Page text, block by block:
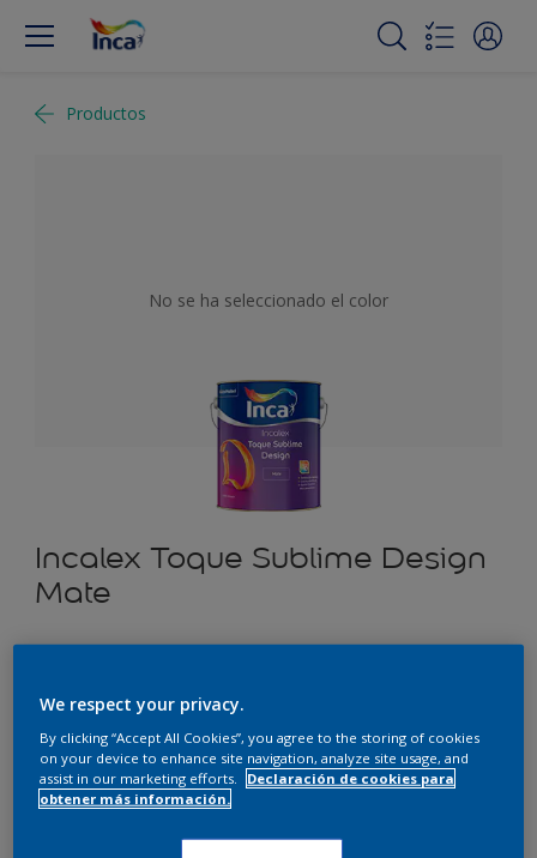
Productos
No se ha seleccionado el color
Incalex Toque Sublime Design
Mate
Paredes perfectas.
We respect your privacy.
By clicking “Accept All Cookies”, you agree to the storing of cookies
on your device to enhance site navigation, analyze site usage, and
assist in our marketing efforts.
Declaración de cookies para
obtener más información.